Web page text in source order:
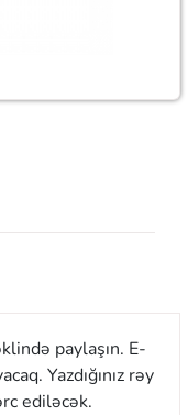
paylaşın. E-
Yazdığınız rəy
ediləcək.